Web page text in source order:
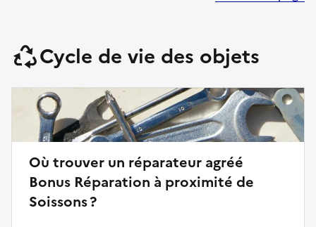
Cycle de vie des objets
Où trouver un réparateur agréé
Bonus Réparation à proximité de
Soissons ?